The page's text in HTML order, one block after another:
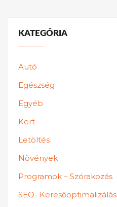
KATEGÓRIA
Autó
Egészség
Egyéb
Kert
Letöltés
Növények
Programok – Szórakozás
SEO- Keresőoptimalizálás